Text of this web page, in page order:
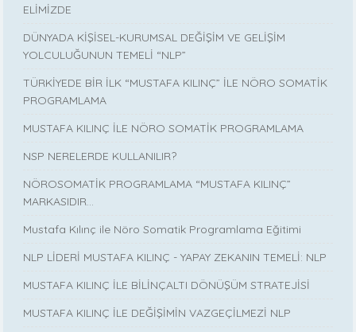
ELİMİZDE
DÜNYADA KİŞİSEL-KURUMSAL DEĞİŞİM VE GELİŞİM
YOLCULUĞUNUN TEMELİ “NLP”
TÜRKİYEDE BİR İLK “MUSTAFA KILINÇ” İLE NÖRO SOMATİK
PROGRAMLAMA
MUSTAFA KILINÇ İLE NÖRO SOMATİK PROGRAMLAMA
NSP NERELERDE KULLANILIR?
NÖROSOMATİK PROGRAMLAMA “MUSTAFA KILINÇ”
MARKASIDIR…
Mustafa Kılınç ile Nöro Somatik Programlama Eğitimi
NLP LİDERİ MUSTAFA KILINÇ - YAPAY ZEKANIN TEMELİ: NLP
MUSTAFA KILINÇ İLE BİLİNÇALTI DÖNÜŞÜM STRATEJİSİ
MUSTAFA KILINÇ İLE DEĞİŞİMİN VAZGEÇİLMEZİ NLP